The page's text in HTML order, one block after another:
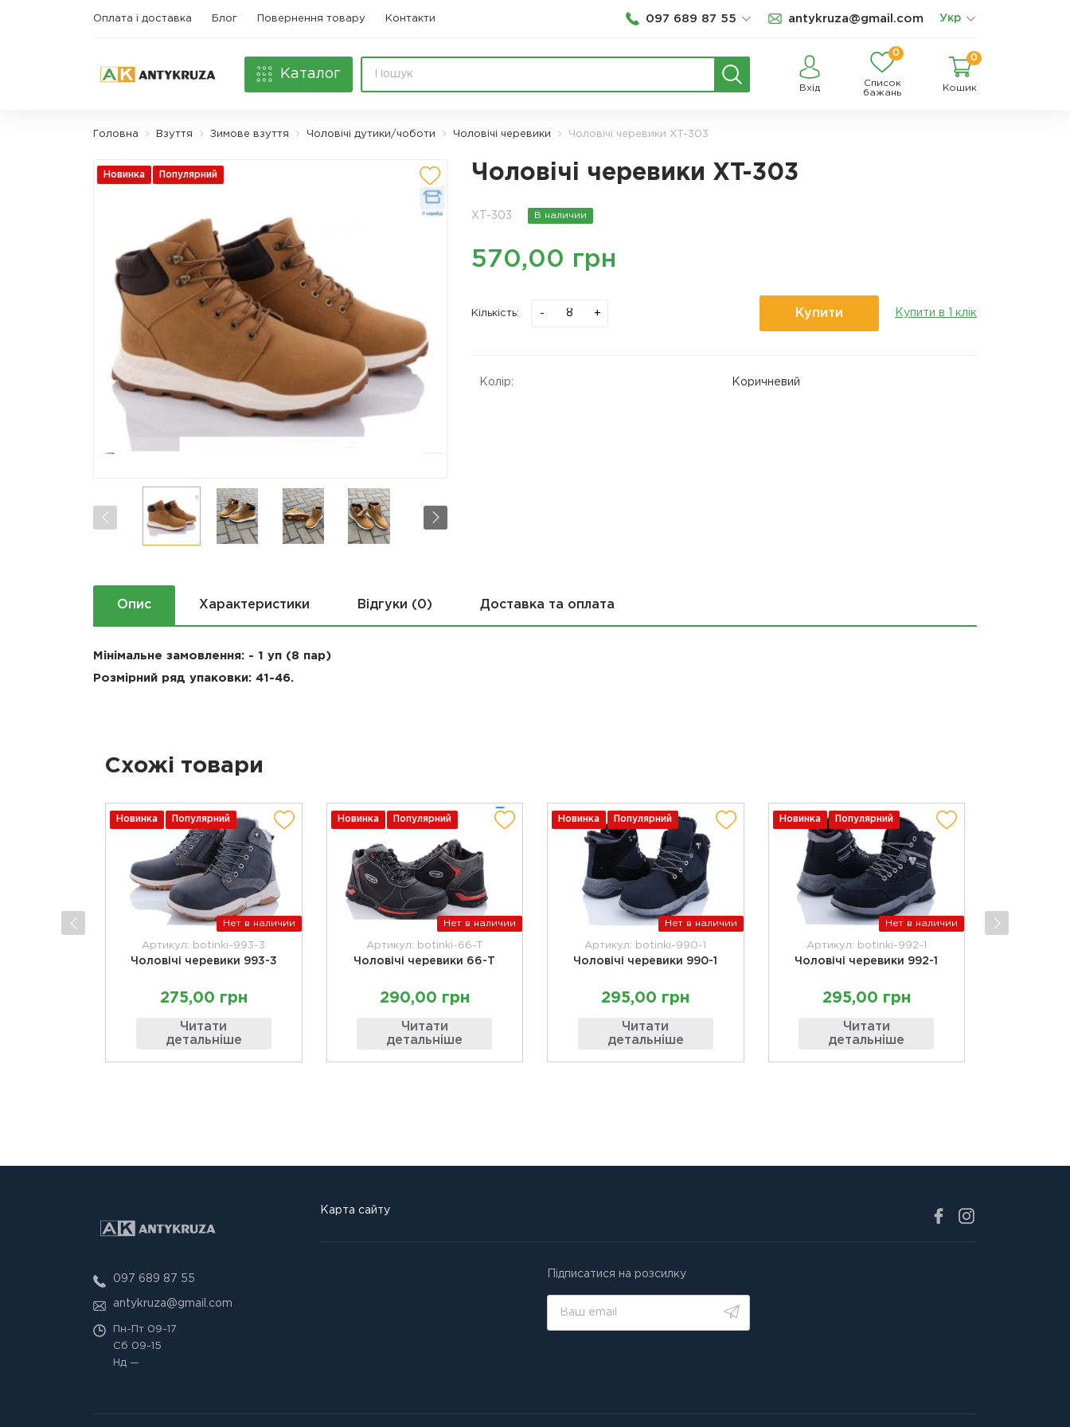
Оплата і доставка Блог Повернення товару Контакти 097 689 87 55 antykruza@gmail.com Укр
Каталог
Вхід
0
Список
бажань
0
Кошик
Головна Взуття Зимове взуття Чоловічі дутики/чоботи Чоловічі черевики Чоловічі черевики XT-303
Новинка Популярний Чоловічі черевики XT-303
XT-303 В наличии
570,00 грн
Кількість: - + Купити Купити в 1 клік
Колір: Коричневий
Опис Характеристики Відгуки (0) Доставка та оплата
Мінімальне замовлення: - 1 уп (8 пар)
Розмірний ряд упаковки: 41-46.
Схожі товари
Новинка Популярний
Нет в наличии
Артикул: botinki-993-3
Чоловічі черевики 993-3
275,00 грн
Читати
детальніше
Новинка Популярний
Нет в наличии
Артикул: botinki-66-T
Чоловічі черевики 66-Т
290,00 грн
Читати
детальніше
Новинка Популярний
Нет в наличии
Артикул: botinki-990-1
Чоловічі черевики 990-1
295,00 грн
Читати
детальніше
Новинка Популярний
Нет в наличии
Артикул: botinki-992-1
Чоловічі черевики 992-1
295,00 грн
Читати
детальніше
097 689 87 55
antykruza@gmail.com
Пн-Пт 09-17
Сб 09-15
Нд —
Карта сайту
Підписатися на розсилку